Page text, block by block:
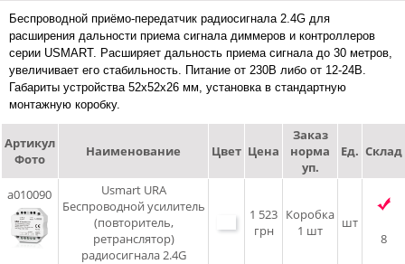
Беспроводной приёмо-передатчик радиосигнала 2.4G для
расширения дальности приема сигнала диммеров и контроллеров
серии USMART. Расширяет дальность приема сигнала до 30 метров,
увеличивает его стабильность. Питание от 230В либо от 12-24В.
Габариты устройства 52х52х26 мм, установка в стандартную
монтажную коробку.
Артикул
Фото
Наименование Цвет Цена
Заказ
норма
уп.
Ед. Склад
a010090
Usmart URA
Беспроводной усилитель
(повторитель,
ретранслятор)
радиосигнала 2.4G
1 523
грн
Коробка
1 шт
шт
8